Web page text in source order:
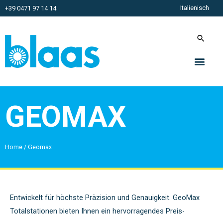
+39 0471 97 14 14 Italienisch
GEOMAX
Home / Geomax
Entwickelt für höchste Präzision und Genauigkeit. GeoMax
Totalstationen bieten Ihnen ein hervorragendes Preis-